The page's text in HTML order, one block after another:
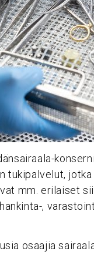
tukipalvelut,
mm. erilaiset
,
osaajia